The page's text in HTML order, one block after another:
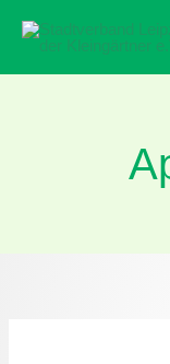
Inhalt
springen